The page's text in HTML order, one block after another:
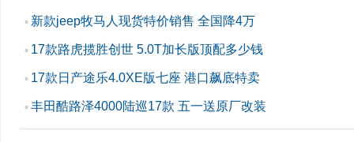
▪ 新款jeep牧马人现货特价销售 全国降4万
▪ 17款路虎揽胜创世 5.0T加长版顶配多少钱
▪ 17款日产途乐4.0XE版七座 港口飙底特卖
▪ 丰田酷路泽4000陆巡17款 五一送原厂改装